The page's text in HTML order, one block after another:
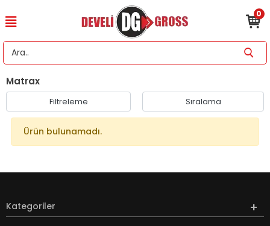
0
Matrax
Filtreleme Sıralama
Ürün bulunamadı.
Kategoriler